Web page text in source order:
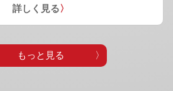
詳しく見る〉
もっと見る